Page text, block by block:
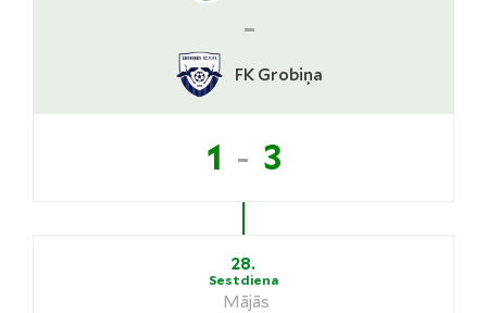
-
FK Grobiņa
1 - 3
28.
Sestdiena
Mājās